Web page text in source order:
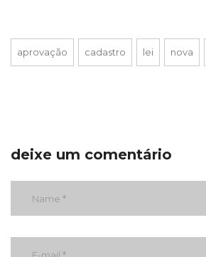
aprovação cadastro lei nova
deixe um comentário